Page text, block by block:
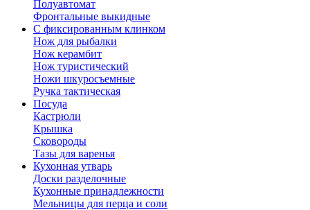
Полуавтомат
Фронтальные выкидные
С фиксированным клинком
Нож для рыбалки
Нож керамбит
Нож туристический
Ножи шкуросъемные
Ручка тактическая
Посуда
Кастрюли
Крышка
Сковороды
Тазы для варенья
Кухонная утварь
Доски разделочные
Кухонные принадлежности
Мельницы для перца и соли